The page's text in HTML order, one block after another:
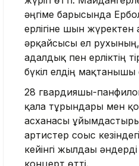
әңгіме барысында
ерлігіне шын жүректен
әрқайсысы ел рухының,
адалдық пен ерліктің
бүкіл елдің мақтанышы
28 гвардияшы-
қала тұрғындары мен
асханасы
артистер соғыс
кейінгі жылдағы